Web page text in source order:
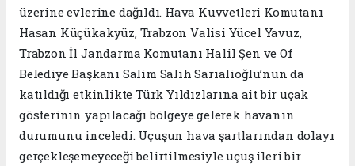
üzerine evlerine dağıldı. Hava Kuvvetleri Komutanı
Hasan Küçükakyüz, Trabzon Valisi Yücel Yavuz,
Trabzon İl Jandarma Komutanı Halil Şen ve Of
Belediye Başkanı Salim Salih Sarıalioğlu’nun da
katıldığı etkinlikte Türk Yıldızlarına ait bir uçak
gösterinin yapılacağı bölgeye gelerek havanın
durumunu inceledi. Uçuşun hava şartlarından dolayı
gerçekleşemeyeceği belirtilmesiyle uçuş ileri bir